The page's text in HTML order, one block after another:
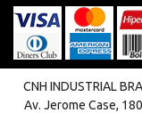
CNH INDUSTRIAL
Av. Jerome Case,